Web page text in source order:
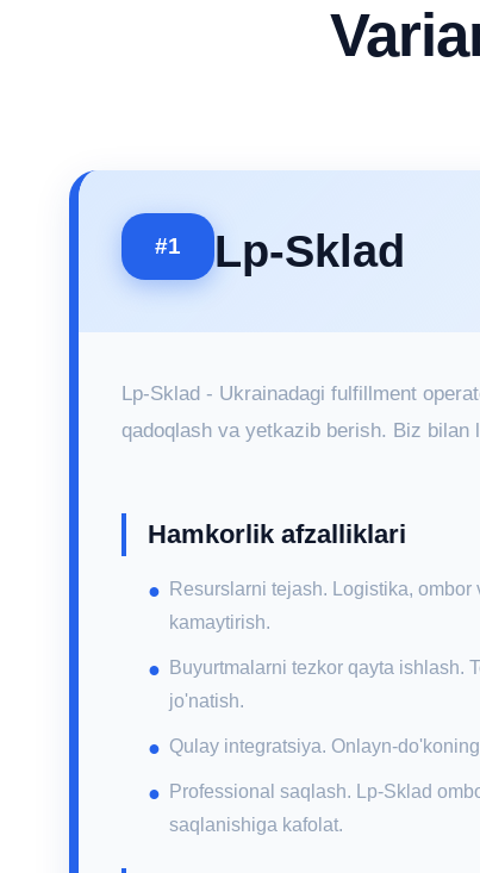
#1 Lp-Sklad
Lp-Sklad - Ukrainadagi fulfillment
qadoqlash va yetkazib berish. Biz bilan
Hamkorlik afzalliklari
Resurslarni tejash. Logistika,
kamaytirish.
Buyurtmalarni tezkor qayta ishlash.
jo'natish.
Qulay integratsiya. Onlayn-
Professional saqlash. Lp-Sklad
saqlanishiga kafolat.